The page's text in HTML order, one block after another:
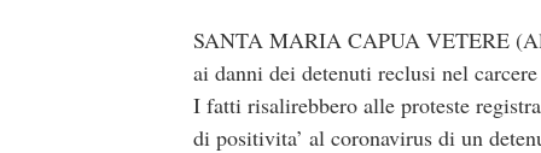
SANTA MARIA CAPUA VETERE
ai danni dei detenuti reclusi nel
I fatti risalirebbero alle proteste
di positivita’ al coronavirus di un